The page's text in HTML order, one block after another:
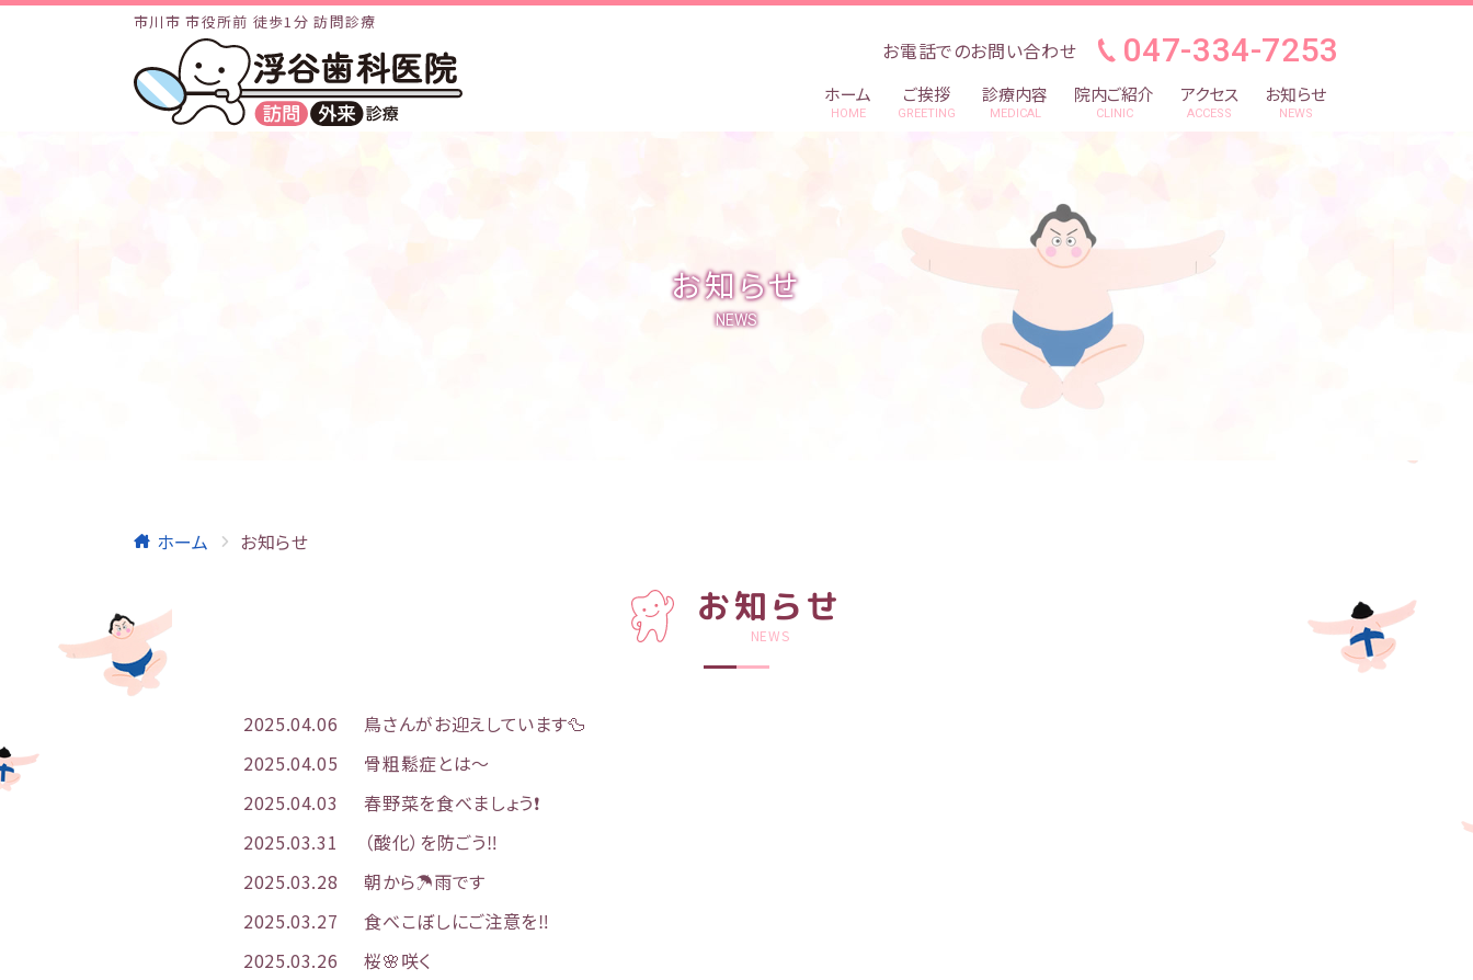
市川市 市役所前 徒歩1分 訪問診療
お電話でのお問い合わせ 047-334-7253
ホーム
HOME
ご挨拶
GREETING
診療内容
MEDICAL
院内ご紹介
CLINIC
アクセス
ACCESS
お知らせ
NEWS
お知らせ
NEWS
ホーム お知らせ
お知らせ
NEWS
2025.04.06
鳥さんがお迎えしています🦆
2025.04.05
骨粗鬆症とは〜
2025.04.03
春野菜を食べましょう❗️
2025.03.31
（酸化）を防ごう‼️
2025.03.28
朝から☂️雨です
2025.03.27
食べこぼしにご注意を‼️
2025.03.26
桜🌸咲く